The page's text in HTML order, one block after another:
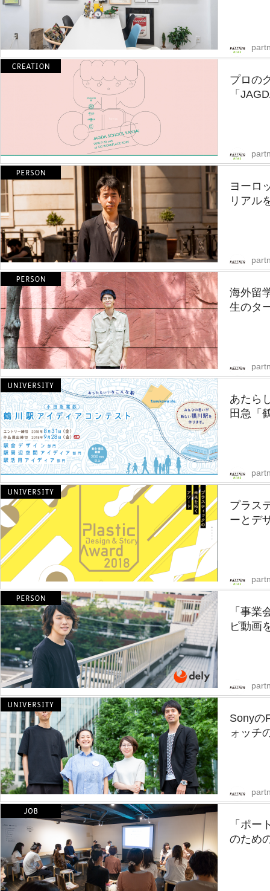
プロの
「
ヨーロ
リアル
海外留
生のタ
あたら
田急「
プラス
ーとデ
「事業
ピ動画
Sonyの
ォッチ
「ポー
のため